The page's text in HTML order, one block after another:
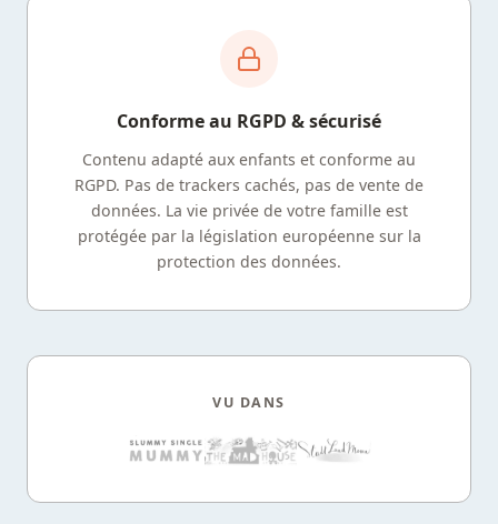
Conforme au RGPD & sécurisé
Contenu adapté aux enfants et conforme au
RGPD. Pas de trackers cachés, pas de vente de
données. La vie privée de votre famille est
protégée par la législation européenne sur la
protection des données.
VU DANS